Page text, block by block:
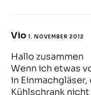
Vio1. NOVEMBER 2012
Hallo zusammen
Wenn ich etwas
in
Kühlschrank